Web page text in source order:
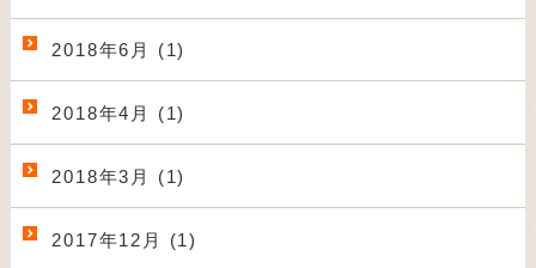
2018年6月 (1)
2018年4月 (1)
2018年3月 (1)
2017年12月 (1)